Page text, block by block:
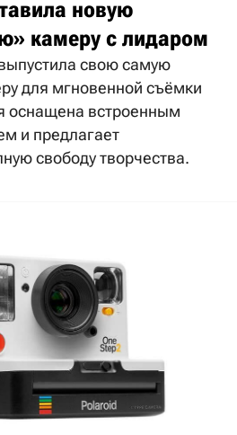
новую
камеру с лидаром
свою самую
для мгновенной съёмки
оснащена встроенным
и предлагает
свободу творчества.